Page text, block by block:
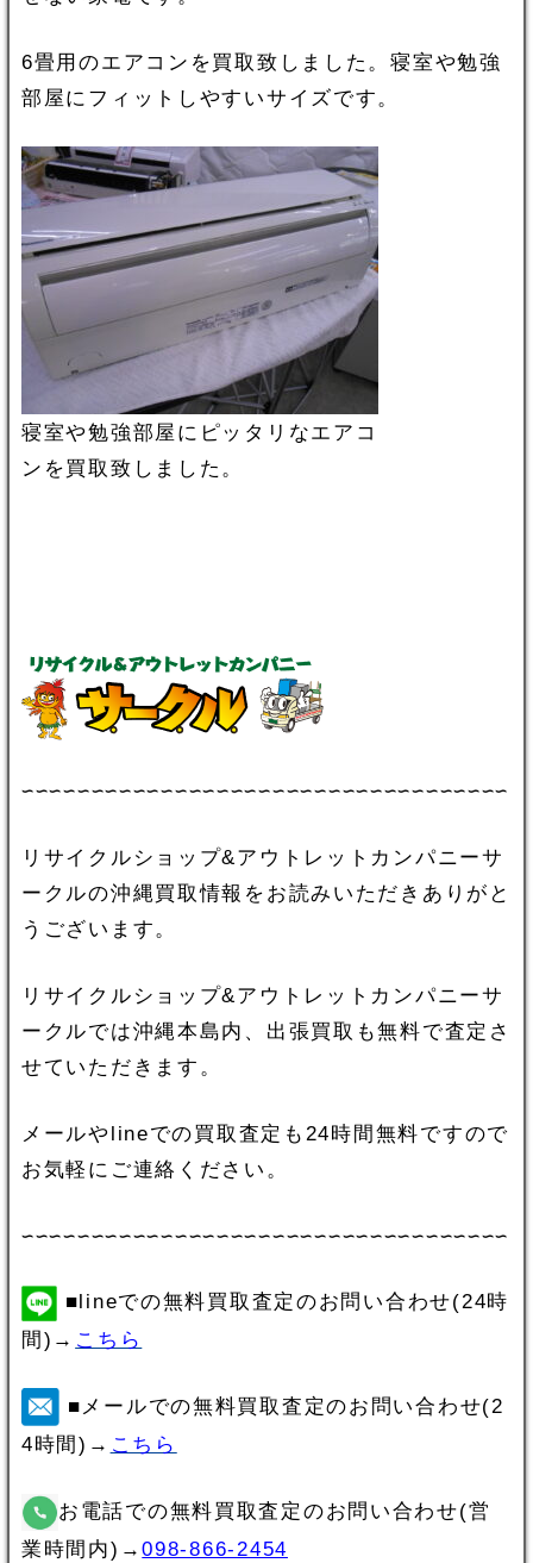
6畳用のエアコンを買取致しました。寝室や勉強
部屋にフィットしやすいサイズです。
寝室や勉強部屋にピッタリなエアコ
ンを買取致しました。
∽∽∽∽∽∽∽∽∽∽∽∽∽∽∽∽∽∽∽∽∽∽∽∽∽∽∽∽∽∽∽∽∽∽∽
リサイクルショップ&アウトレットカンパニーサ
ークルの沖縄買取情報をお読みいただきありがと
うございます。
リサイクルショップ&アウトレットカンパニーサ
ークルでは沖縄本島内、出張買取も無料で査定さ
せていただきます。
メールやlineでの買取査定も24時間無料ですので
お気軽にご連絡ください。
∽∽∽∽∽∽∽∽∽∽∽∽∽∽∽∽∽∽∽∽∽∽∽∽∽∽∽∽∽∽∽∽∽∽∽
■lineでの無料買取査定のお問い合わせ(24時
間)→ こちら
■メールでの無料買取査定のお問い合わせ(2
4時間)→ こちら
お電話での無料買取査定のお問い合わせ(営
業時間内)→098-866-2454